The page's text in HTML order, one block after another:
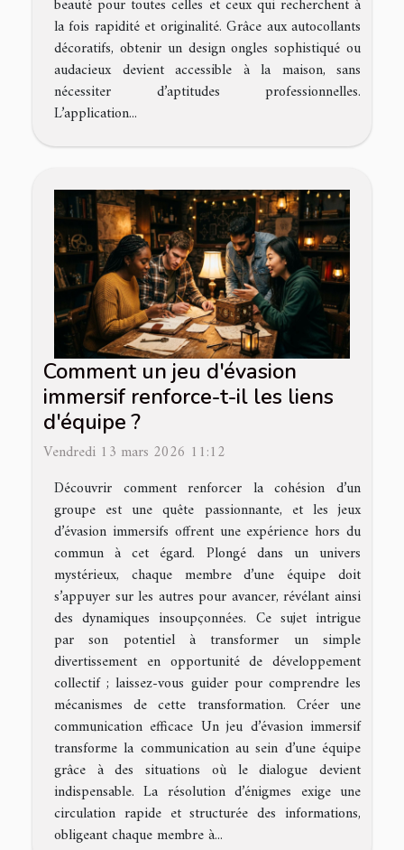
beauté pour toutes celles et ceux qui recherchent à
la fois rapidité et originalité. Grâce aux autocollants
décoratifs, obtenir un design ongles sophistiqué ou
audacieux devient accessible à la maison, sans
nécessiter d’aptitudes professionnelles.
L’application...
Comment un jeu d'évasion
immersif renforce-t-il les liens
d'équipe ?
Vendredi 13 mars 2026 11:12
Découvrir comment renforcer la cohésion d’un
groupe est une quête passionnante, et les jeux
d’évasion immersifs offrent une expérience hors du
commun à cet égard. Plongé dans un univers
mystérieux, chaque membre d’une équipe doit
s’appuyer sur les autres pour avancer, révélant ainsi
des dynamiques insoupçonnées. Ce sujet intrigue
par son potentiel à transformer un simple
divertissement en opportunité de développement
collectif ; laissez-vous guider pour comprendre les
mécanismes de cette transformation. Créer une
communication efficace Un jeu d’évasion immersif
transforme la communication au sein d’une équipe
grâce à des situations où le dialogue devient
indispensable. La résolution d’énigmes exige une
circulation rapide et structurée des informations,
obligeant chaque membre à...